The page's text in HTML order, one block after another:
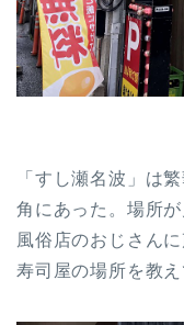
「すし瀬名波」は
角にあった。場所
風俗店のおじさん
寿司屋の場所を教え